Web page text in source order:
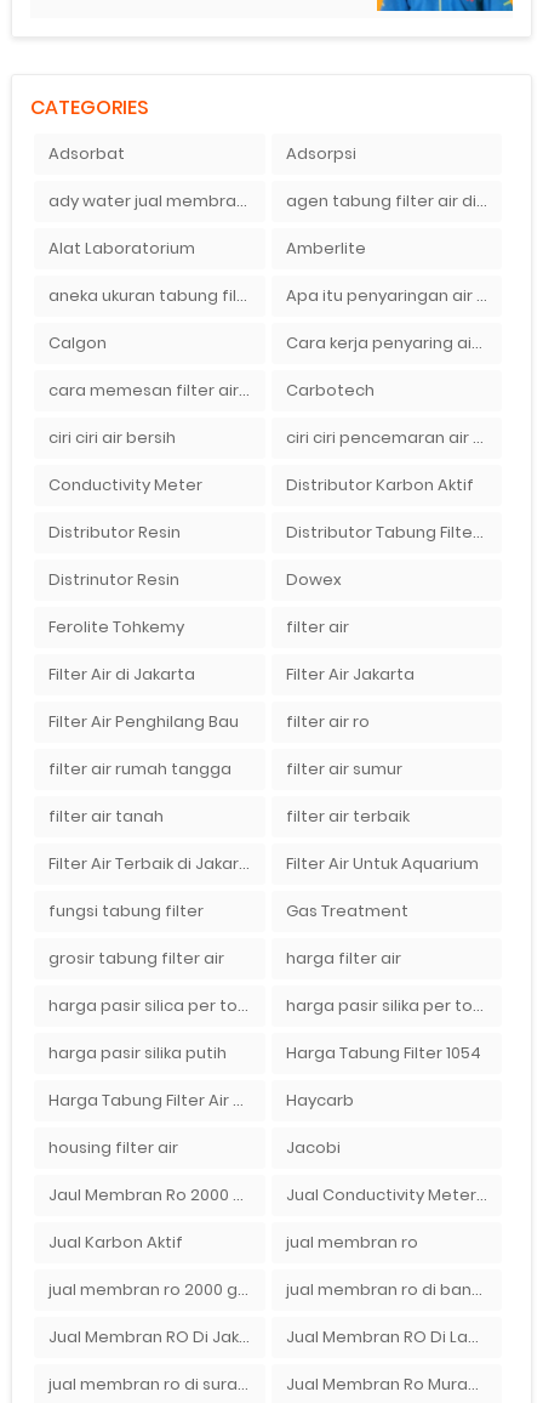
CATEGORIES
Adsorbat Adsorpsi
ady water jual membran ro 2000 gpd harganya sangat murah agen tabung filter air di bandung
Alat Laboratorium Amberlite
aneka ukuran tabung filter air Apa itu penyaringan air secara umum
Calgon Cara kerja penyaring air Ady Water dengan tabung FRP berisikan lapisan media filter air
cara memesan filter air Ady Wate Carbotech
ciri ciri air bersih ciri ciri pencemaran air sumur bor di rumah
Conductivity Meter Distributor Karbon Aktif
Distributor Resin Distributor Tabung Filter Air FRP1054 di Bandung
Distrinutor Resin Dowex
Ferolite Tohkemy filter air
Filter Air di Jakarta Filter Air Jakarta
Filter Air Penghilang Bau filter air ro
filter air rumah tangga filter air sumur
filter air tanah filter air terbaik
Filter Air Terbaik di Jakarta Filter Air Untuk Aquarium
fungsi tabung filter Gas Treatment
grosir tabung filter air harga filter air
harga pasir silica per ton per kg harga pasir silika per ton per kg
harga pasir silika putih Harga Tabung Filter 1054
Harga Tabung Filter Air Sumur Haycarb
housing filter air Jacobi
Jaul Membran Ro 2000 GPD Harga Murah Jual Conductivity Meter Lutron
Jual Karbon Aktif jual membran ro
jual membran ro 2000 gpd murah jual membran ro di bandung
Jual Membran RO Di Jakarta Selatan Jual Membran RO Di Lampung
jual membran ro di surabaya Jual Membran Ro Murah : 082140002080